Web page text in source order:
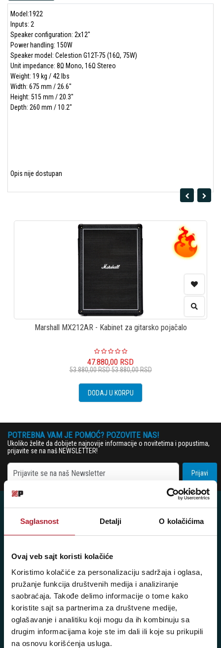
Saglasnost Detalji O kolačićima
Ovaj veb sajt koristi kolačiće
Koristimo kolačiće za personalizaciju sadržaja i oglasa,
pružanje funkcija društvenih medija i analiziranje
saobraćaja. Takođe delimo informacije o tome kako
koristite sajt sa partnerima za društvene medije,
oglašavanje i analitiku koji mogu da ih kombinuju sa
drugim informacijama koje ste im dali ili koje su prikupili
na osnovu korišćenja usluga.
Model:1922
Inputs: 2
Speaker configuration: 2x12"
Power handling: 150W
Speaker model: Celestion G12T-75 (16Ω, 75W)
Unit impedance: 8Ω Mono, 16Ω Stereo
Weight: 19 kg / 42 lbs
Width: 675 mm / 26.6"
Height: 515 mm / 20.3"
Depth: 260 mm / 10.2"
Opis nije dostupan
Marshall MX212AR - Kabinet za gitarsko pojačalo
47.880,00 RSD
53.880,00RSD53.880,00RSD
DODAJ U KORPU
POTREBNA VAM JE POMOĆ? POZOVITE NAS!
Ukoliko želite da dobijete najnovije informacije o novitetima i popustima,
prijavite se na naš NEWSLETTER!
Prijavi
Posetite nas: Svetogorska 9,
11103 Beograd, Srbija
Pišite nam: info@player.rs
Pozovite nas: +381 11 33-47-615
Sms/Viber/WhatsApp
060/6470116